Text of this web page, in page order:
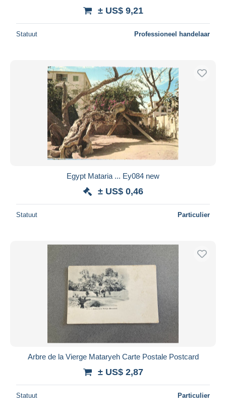
± US$ 9,21
Statuut Professioneel handelaar
Egypt Mataria ... Ey084 new
± US$ 0,46
Statuut Particulier
Arbre de la Vierge Mataryeh Carte Postale Postcard
± US$ 2,87
Statuut Particulier